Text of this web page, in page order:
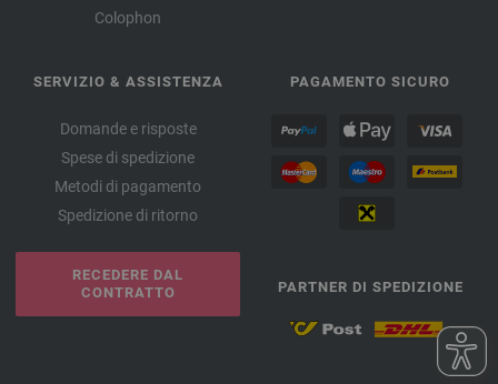
Colophon
SERVIZIO & ASSISTENZA
Domande e risposte
Spese di spedizione
Metodi di pagamento
Spedizione di ritorno
RECEDERE DAL
CONTRATTO
PAGAMENTO SICURO
PARTNER DI SPEDIZIONE